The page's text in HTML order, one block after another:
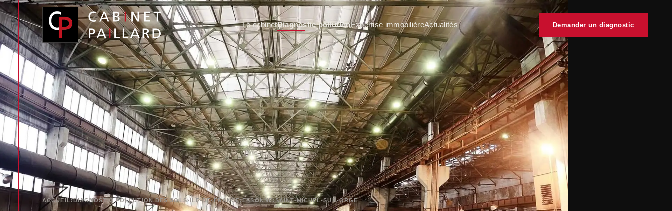
Le cabinetDiagnostic pollutionExpertise immobilièreActualités Demander un diagnostic
ACCUEIL›DIAGNOSTIC POLLUTION DES SOLS›ÎLE-DE-FRANCE›ESSONNE›SAINT-MICHEL-SUR-ORGE
Panneau de gestion des cookies